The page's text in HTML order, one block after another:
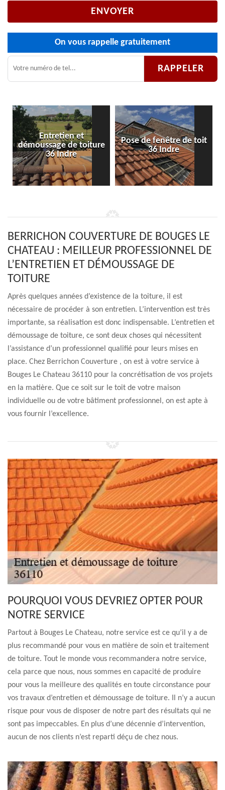
On vous rappelle gratuitement
Entretien et
démoussage de toiture
36 Indre
Pose de fenêtre de toit
36 Indre
BERRICHON COUVERTURE DE BOUGES LE
CHATEAU : MEILLEUR PROFESSIONNEL DE
L’ENTRETIEN ET DÉMOUSSAGE DE
TOITURE
Après quelques années d’existence de la toiture, il est
nécessaire de procéder à son entretien. L’intervention est très
importante, sa réalisation est donc indispensable. L’entretien et
démoussage de toiture, ce sont deux choses qui nécessitent
l’assistance d’un professionnel qualifié pour leurs mises en
place. Chez Berrichon Couverture , on est à votre service à
Bouges Le Chateau 36110 pour la concrétisation de vos projets
en la matière. Que ce soit sur le toit de votre maison
individuelle ou de votre bâtiment professionnel, on est apte à
vous fournir l’excellence.
POURQUOI VOUS DEVRIEZ OPTER POUR
NOTRE SERVICE
Partout à Bouges Le Chateau, notre service est ce qu’il y a de
plus recommandé pour vous en matière de soin et traitement
de toiture. Tout le monde vous recommandera notre service,
cela parce que nous, nous sommes en capacité de produire
pour vous la meilleure des qualités en toute circonstance pour
vos travaux d’entretien et démoussage de toiture. Il n’y a aucun
risque pour vous de disposer de notre part des résultats qui ne
sont pas impeccables. En plus d’une décennie d’intervention,
aucun de nos clients n’est reparti déçu de chez nous.